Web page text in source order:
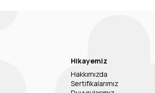
Hikayemiz
Hakkımızda
Sertifikalarımız